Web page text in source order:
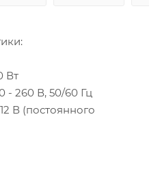
Вт
- 260 В, 50/60 Гц
В (постоянного